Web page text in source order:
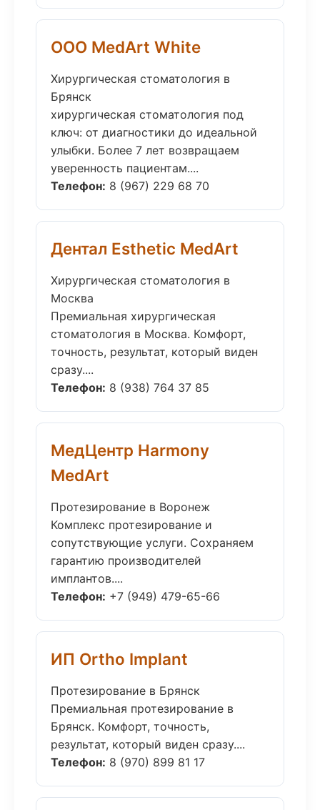
ООО MedArt White
Хирургическая стоматология в
Брянск
хирургическая стоматология под
ключ: от диагностики до идеальной
улыбки. Более 7 лет возвращаем
уверенность пациентам....
Телефон: 8 (967) 229 68 70
Дентал Esthetic MedArt
Хирургическая стоматология в
Москва
Премиальная хирургическая
стоматология в Москва. Комфорт,
точность, результат, который виден
сразу....
Телефон: 8 (938) 764 37 85
МедЦентр Harmony
MedArt
Протезирование в Воронеж
Комплекс протезирование и
сопутствующие услуги. Сохраняем
гарантию производителей
имплантов....
Телефон: +7 (949) 479-65-66
ИП Ortho Implant
Протезирование в Брянск
Премиальная протезирование в
Брянск. Комфорт, точность,
результат, который виден сразу....
Телефон: 8 (970) 899 81 17